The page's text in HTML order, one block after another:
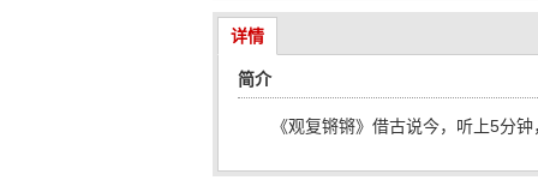
详情
简介
《观复锵锵》借古说今，听上5分